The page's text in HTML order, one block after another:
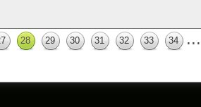
28 29 30 31 32 33 34 ...